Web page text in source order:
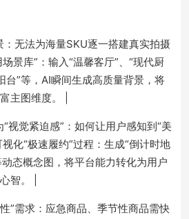
：无法为海量SKU逐一搭建真实拍摄
景库”：输入“温馨客厅”、“现代厨
台”等，AI瞬间生成高质量背景，将
主图维度。 |
“视觉紧迫感”：如何让用户感知到“美
化“极速履约”过程：生成“倒计时地
动态概念图，将平台能力转化为用户
智。 |
”需求：应急商品、季节性商品需快